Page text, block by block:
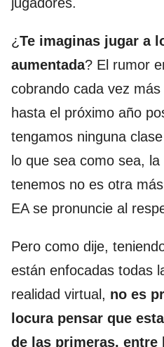
¿Te imaginas jugar a
aumentada? El rumor
cobrando cada vez
hasta el próximo año
tengamos ninguna
lo que sea como sea,
tenemos no es otra
EA se pronuncie al
Pero como dije,
están enfocadas todas
realidad virtual, no es
locura pensar que
de las primeras, entre